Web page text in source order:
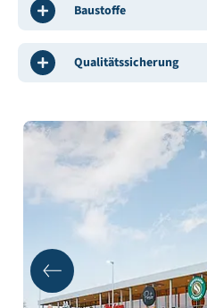
Baustoffe
Qualitätssicherung